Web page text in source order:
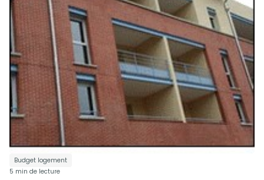
Budget logement
5 min de lecture